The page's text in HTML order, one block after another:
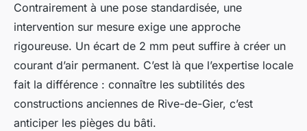
Contrairement à une pose standardisée, une
intervention sur mesure exige une approche
rigoureuse. Un écart de 2 mm peut suffire à créer un
courant d’air permanent. C’est là que l’expertise locale
fait la différence : connaître les subtilités des
constructions anciennes de Rive-de-Gier, c’est
anticiper les pièges du bâti.